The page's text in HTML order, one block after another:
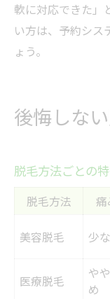
軟に対応できた」
い方は、予約シス
ょう。
後悔しな
脱毛方法ごとの
脱毛方法 痛
美容脱毛 少
医療脱毛
や
め